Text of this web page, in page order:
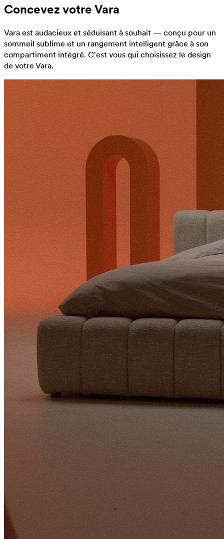
Concevez votre Vara
Vara est audacieux et séduisant à souhait — conçu pour un
sommeil sublime et un rangement intelligent grâce à son
compartiment intégré. C'est vous qui choisissez le design
de votre Vara.